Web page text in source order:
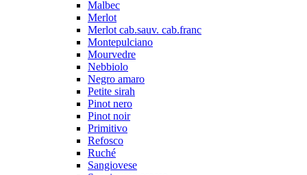
Malbec
Merlot
Merlot cab.sauv. cab.franc
Montepulciano
Mourvedre
Nebbiolo
Negro amaro
Petite sirah
Pinot nero
Pinot noir
Primitivo
Refosco
Ruché
Sangiovese